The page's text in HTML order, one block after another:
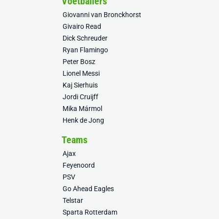
Giovanni van Bronckhorst
Givairo Read
Dick Schreuder
Ryan Flamingo
Peter Bosz
Lionel Messi
Kaj Sierhuis
Jordi Cruijff
Mika Mármol
Henk de Jong
Teams
Ajax
Feyenoord
PSV
Go Ahead Eagles
Telstar
Sparta Rotterdam